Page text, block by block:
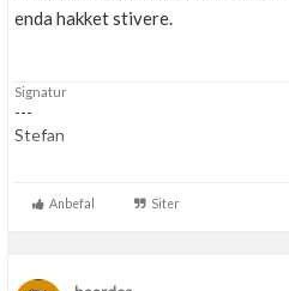
enda hakket stivere.
Signatur
---
Stefan
Anbefal Siter